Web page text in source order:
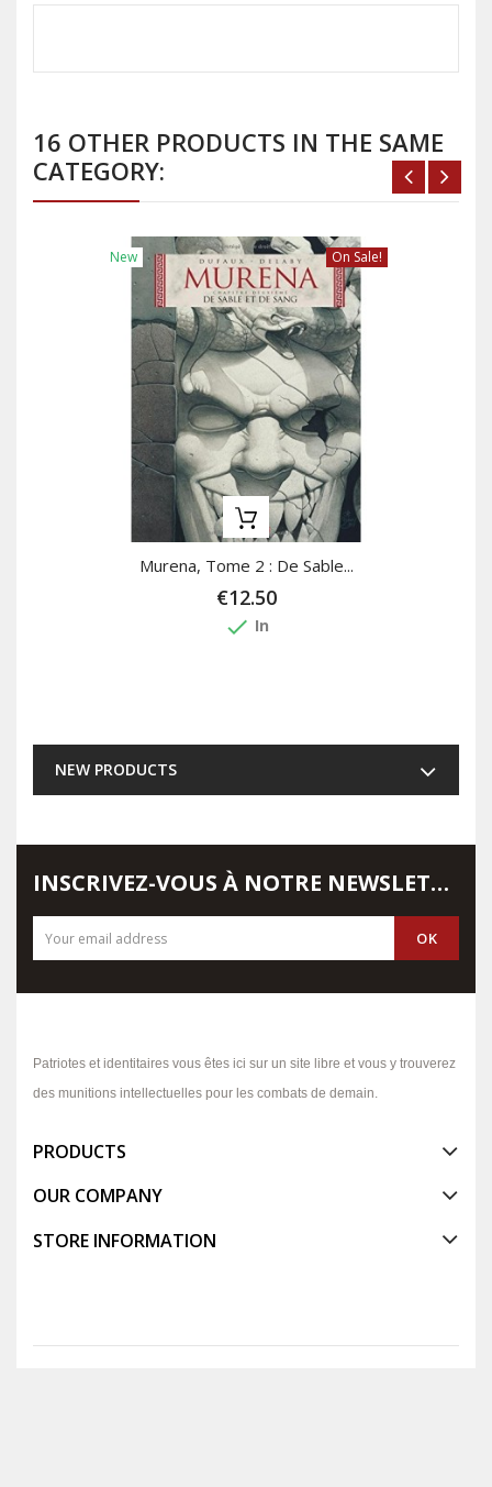
16 OTHER PRODUCTS IN THE SAME
CATEGORY:
On Sale!
New
Murena, Tome 2 : De Sable...
€12.50
done In
NEW PRODUCTS
INSCRIVEZ-VOUS À NOTRE NEWSLETTER
Patriotes et identitaires vous êtes ici sur un site libre et vous y trouverez
des munitions intellectuelles pour les combats de demain.
PRODUCTS
OUR COMPANY
STORE INFORMATION